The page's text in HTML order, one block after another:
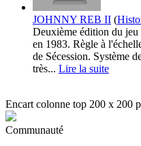
JOHNNY REB II (
Deuxième édition du
en 1983. Règle à
de Sécession. Système
très... Lire la suite
Encart colonne top 200 x 200
Communauté